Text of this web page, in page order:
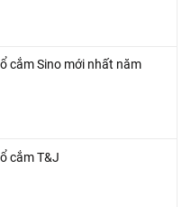
cắm Sino mới nhất năm
cắm T&J